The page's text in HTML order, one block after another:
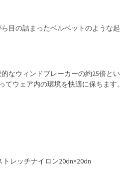
ら目の詰まったベルベットのような
的なウィンドブレーカーの約25倍と
ウェア内の環境を快適に保ちます
トレッチナイロン20dn×20dn